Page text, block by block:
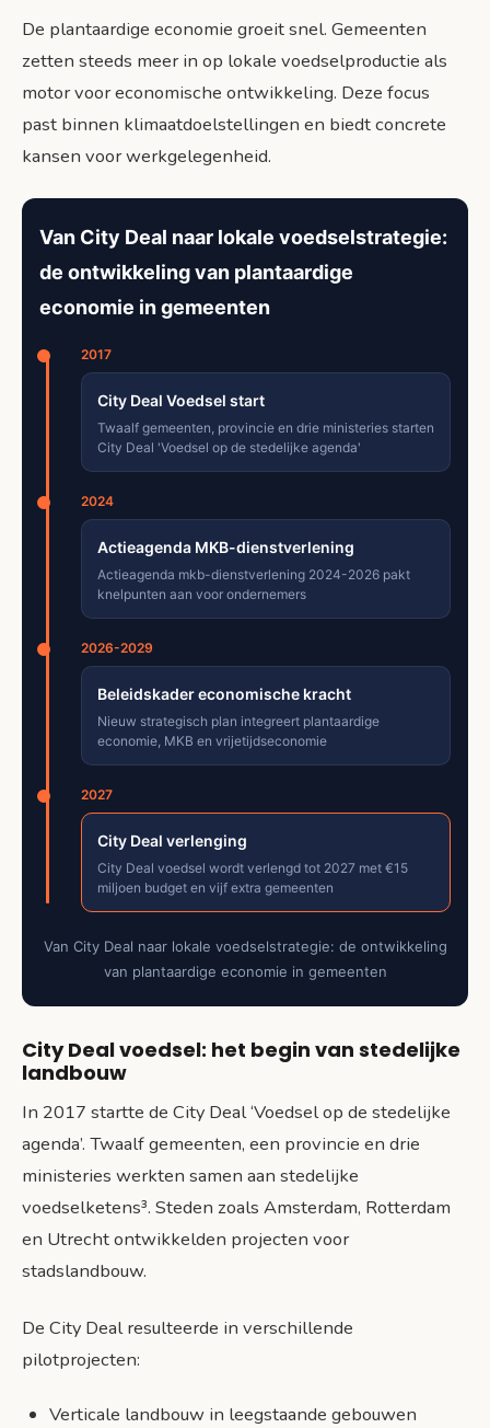
De plantaardige economie groeit snel. Gemeenten
zetten steeds meer in op lokale voedselproductie als
motor voor economische ontwikkeling. Deze focus
past binnen klimaatdoelstellingen en biedt concrete
kansen voor werkgelegenheid.
Van City Deal naar lokale voedselstrategie:
de ontwikkeling van plantaardige
economie in gemeenten
2017
City Deal Voedsel start
Twaalf gemeenten, provincie en drie ministeries starten
City Deal 'Voedsel op de stedelijke agenda'
2024
Actieagenda MKB-dienstverlening
Actieagenda mkb-dienstverlening 2024-2026 pakt
knelpunten aan voor ondernemers
2026-2029
Beleidskader economische kracht
Nieuw strategisch plan integreert plantaardige
economie, MKB en vrijetijdseconomie
2027
City Deal verlenging
City Deal voedsel wordt verlengd tot 2027 met €15
miljoen budget en vijf extra gemeenten
Van City Deal naar lokale voedselstrategie: de ontwikkeling
van plantaardige economie in gemeenten
City Deal voedsel: het begin van stedelijke
landbouw
In 2017 startte de City Deal ‘Voedsel op de stedelijke
agenda’. Twaalf gemeenten, een provincie en drie
ministeries werkten samen aan stedelijke
voedselketens³. Steden zoals Amsterdam, Rotterdam
en Utrecht ontwikkelden projecten voor
stadslandbouw.
De City Deal resulteerde in verschillende
pilotprojecten:
Verticale landbouw in leegstaande gebouwen